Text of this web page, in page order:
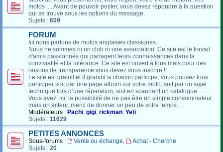
motos .... Avant de pouvoir poster, vous devez répondre à la question
qui se trouve sous les options du message.
Sujets : 609
FORUM
Ici nous parlons de motos anglaises classiques.
Nous ne sommes ni un club ni une association. Ce site est le travail
d'amis passionnés qui partagent leurs connaissances dans la
convivialité et la tolérance. Ce site est ouvert à tous mais pour des
raisons de transparence vous devez vous inscrire !!
Le site est gratuit et il grandit si chacun participe, vous pouvez tous
participer soit par une page album sur votre moto, soit par un sujet
technique lors d’une réparation, soit en scannant un catalogue ……
Vous avez, ici, la possibilité de ne pas être un simple consommateur
mais un acteur, merci de donner un peu de votre temps …
Modérateurs : Pachi, gigi, rickman, Yeti
Sujets : 11629
PETITES ANNONCES
Sous-forums : Vente ou échange,
Achat - Cherche
Sujets : 20